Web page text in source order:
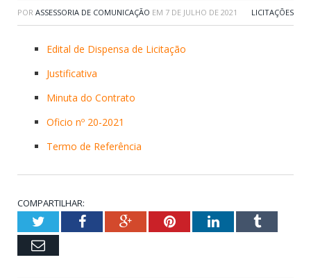
POR ASSESSORIA DE COMUNICAÇÃO EM 7 DE JULHO DE 2021 LICITAÇÕES
Edital de Dispensa de Licitação
Justificativa
Minuta do Contrato
Oficio nº 20-2021
Termo de Referência
COMPARTILHAR:
TwitterFacebookGoogle+PinterestLinkedInTumblr
Email